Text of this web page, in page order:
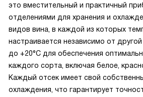
это вместительный и практичный
отделениями для хранения и
видов вина, в каждой из которых
настраивается независимо от
до +20°C для обеспечения
каждого сорта, включая белое,
Каждый отсек имеет свой
охлаждения, что гарантирует